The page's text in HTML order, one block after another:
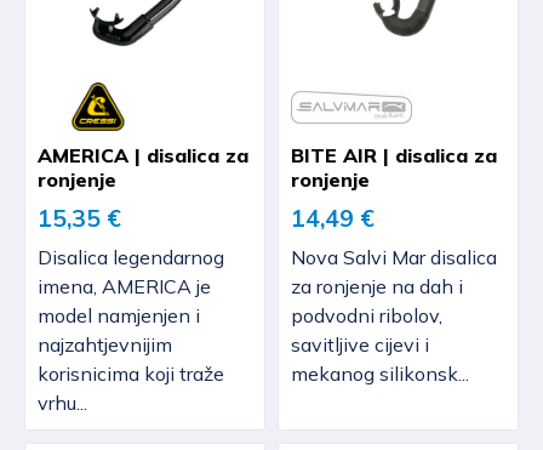
AMERICA | disalica za
ronjenje
15,35 €
Disalica legendarnog
imena, AMERICA je
model namjenjen i
najzahtjevnijim
korisnicima koji traže
vrhu...
BITE AIR | disalica za
ronjenje
14,49 €
Nova Salvi Mar disalica
za ronjenje na dah i
podvodni ribolov,
savitljive cijevi i
mekanog silikonsk...